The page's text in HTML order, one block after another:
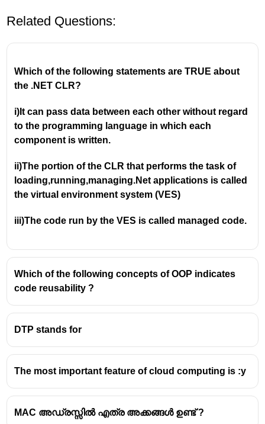
Related Questions:
Which of the following statements are TRUE about
the .NET CLR?
i)It can pass data between each other without regard
to the programming language in which each
component is written.
ii)The portion of the CLR that performs the task of
loading,running,managing.Net applications is called
the virtual environment system (VES)
iii)The code run by the VES is called managed code.
Which of the following concepts of OOP indicates
code reusability ?
DTP stands for
The most important feature of cloud computing is :y
MAC അഡ്രസ്സിൽ എത്ര അക്കങ്ങൾ ഉണ്ട് ?